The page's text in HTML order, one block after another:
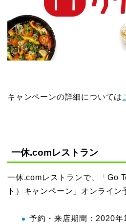
キャンペーンの詳細については
一休.comレストラン
一休.comレストランで、「Go
ト）キャンペーン」オンライン
予約・来店期間：2020